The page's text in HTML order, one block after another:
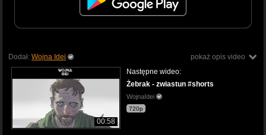
pokaż opis video
Dodał: Wojna Idei
00:58
Następne wideo:
Żebrak - zwiastun #shorts
WojnaIdei
720p